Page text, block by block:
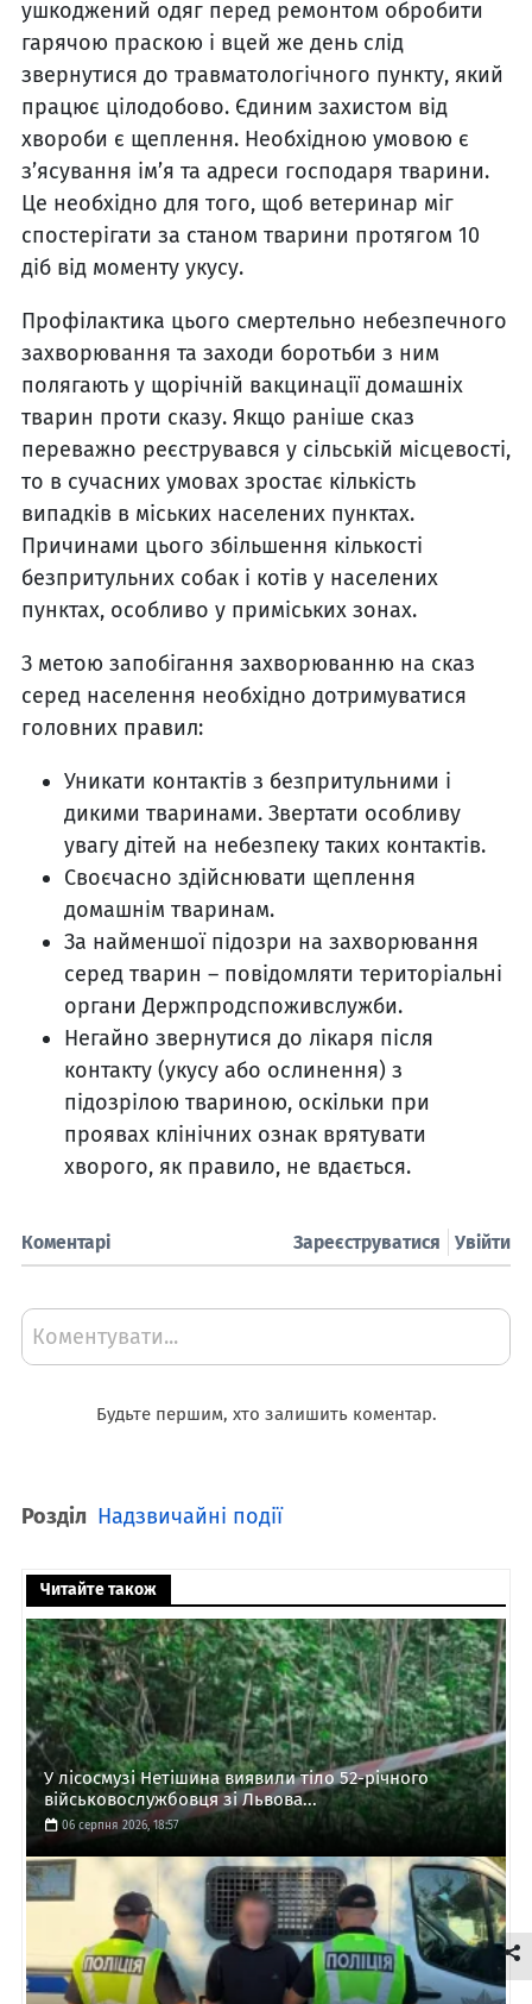
ушкоджений одяг перед ремонтом обробити
гарячою праскою і вцей же день слід
звернутися до травматологічного пункту, який
працює цілодобово. Єдиним захистом від
хвороби є щеплення. Необхідною умовою є
з’ясування ім’я та адреси господаря тварини.
Це необхідно для того, щоб ветеринар міг
спостерігати за станом тварини протягом 10
діб від моменту укусу.
Профілактика цього смертельно небезпечного
захворювання та заходи боротьби з ним
полягають у щорічній вакцинації домашніх
тварин проти сказу. Якщо раніше сказ
переважно реєструвався у сільській місцевості,
то в сучасних умовах зростає кількість
випадків в міських населених пунктах.
Причинами цього збільшення кількості
безпритульних собак і котів у населених
пунктах, особливо у приміських зонах.
З метою запобігання захворюванню на сказ
серед населення необхідно дотримуватися
головних правил:
Уникати контактів з безпритульними і
дикими тваринами. Звертати особливу
увагу дітей на небезпеку таких контактів.
Своєчасно здійснювати щеплення
домашнім тваринам.
За найменшої підозри на захворювання
серед тварин – повідомляти територіальні
органи Держпродспоживслужби.
Негайно звернутися до лікаря після
контакту (укусу або ослинення) з
підозрілою твариною, оскільки при
проявах клінічних ознак врятувати
хворого, як правило, не вдається.
Коментарі Увійти
Зареєструватися
Коментувати...
Будьте першим, хто залишить коментар.
Розділ Надзвичайні події
Читайте також
У лісосмузі Нетішина виявили тіло 52-річного
військовослужбовця зі Львова...
06 серпня 2026, 18:57